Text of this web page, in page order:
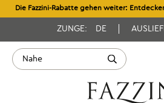
Die Fazzini-Rabatte gehen weiter:
ZUNGE: DE